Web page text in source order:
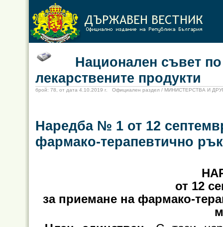
Национален съвет по
лекарствените продукти
брой: 78, от дата 4.10.2019 г. Официален раздел / МИНИСТЕРСТВА И
Наредба № 1 от 12
фармако-терапевтично
от 12
за приемане на фармако-